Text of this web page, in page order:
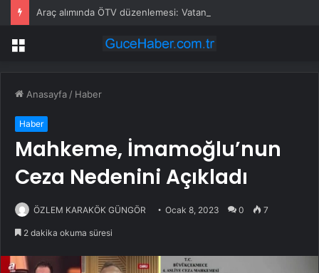
Menü
Anasayfa / Haber
Haber
Mahkeme, İmamoğlu’nun
Ceza Nedenini Açıkladı
ÖZLEM KARAKÖK GÜNGÖR Ocak 8, 2023 0 7
2 dakika okuma süresi